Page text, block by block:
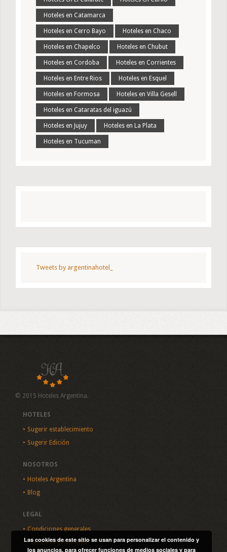
Hoteles en Catamarca
Hoteles en Cerro Bayo Hoteles en Chaco
Hoteles en Chapelco Hoteles en Chubut
Hoteles en Cordoba Hoteles en Corrientes
Hoteles en Entre Rios Hoteles en Esquel
Hoteles en Formosa Hoteles en Villa Gesell
Hoteles en Cataratas del iguazú
Hoteles en Jujuy Hoteles en La Plata
Hoteles en Tucuman
Tweets by argentinahotel_
© 2015 Hoteles Argentina.
HOTELES
Sugerir establecimiento
Sugerir Edición
NOSOTROS
Hoteles Argentina
Blog
LEGAL
Condiciones generales
Política de privacidad
Las cookies de este sitio se usan para personalizar el contenido y
los anuncios, para ofrecer funciones de medios sociales y para